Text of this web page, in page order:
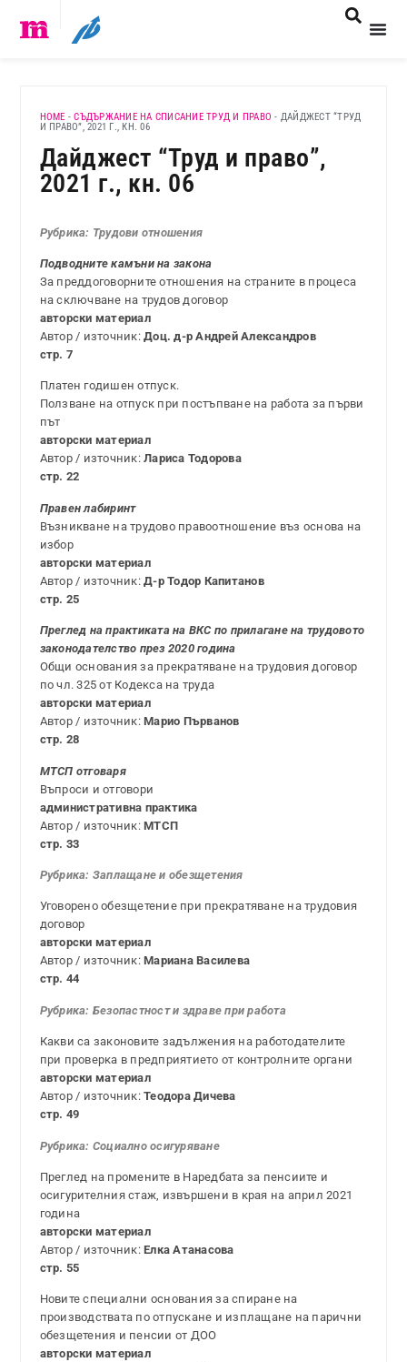
HOME -СЪДЪРЖАНИЕ НА СПИСАНИЕ ТРУД И ПРАВО - ДАЙДЖЕСТ “ТРУД
И ПРАВО”, 2021 Г., КН. 06
Дайджест “Труд и право”,
2021 г., кн. 06
Рубрика: Трудови отношения
Подводните камъни на закона
За преддоговорните отношения на страните в процеса
на сключване на трудов договор
авторски материал
Автор / източник:Доц. д-р Андрей Александров
стр. 7
Платен годишен отпуск.
Ползване на отпуск при постъпване на работа за първи
път
авторски материал
Автор / източник:Лариса Тодорова
стр. 22
Правен лабиринт
Възникване на трудово правоотношение въз основа на
избор
авторски материал
Автор / източник:Д-р Тодор Капитанов
стр. 25
Преглед на практиката на ВКС по прилагане на трудовото
законодателство през 2020 година
Общи основания за прекратяване на трудовия договор
по чл. 325 от Кодекса на труда
авторски материал
Автор / източник:Марио Първанов
стр. 28
МТСП отговаря
Въпроси и отговори
административна практика
Автор / източник:МТСП
стр. 33
Рубрика: Заплащане и обезщетения
Уговорено обезщетение при прекратяване на трудовия
договор
авторски материал
Автор / източник:Мариана Василева
стр. 44
Рубрика: Безопастност и здраве при работа
Какви са законовите задължения на работодателите
при проверка в предприятието от контролните органи
авторски материал
Автор / източник:Теодора Дичева
стр. 49
Рубрика: Социалноосигуряване
Преглед на промените в Наредбата за пенсиите и
осигурителния стаж, извършени в края на април 2021
година
авторски материал
Автор / източник:Елка Атанасова
стр. 55
Новите специални основания за спиране на
производствата по отпускане и изплащане на парични
обезщетения и пенсии от ДОО
авторски материал